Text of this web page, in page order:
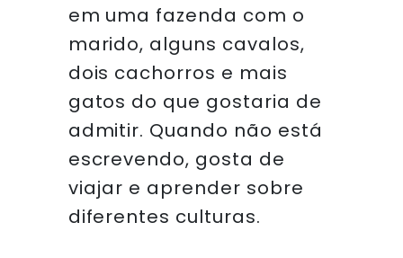
em uma fazenda com o
marido, alguns cavalos,
dois cachorros e mais
gatos do que gostaria de
admitir. Quando não está
escrevendo, gosta de
viajar e aprender sobre
diferentes culturas.